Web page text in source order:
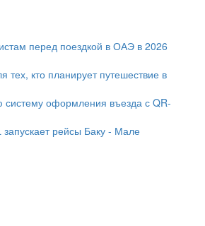
перед поездкой в ОАЭ в 2026
тех, кто планирует путешествие в
систему оформления въезда с QR-
рейсы Баку - Мале